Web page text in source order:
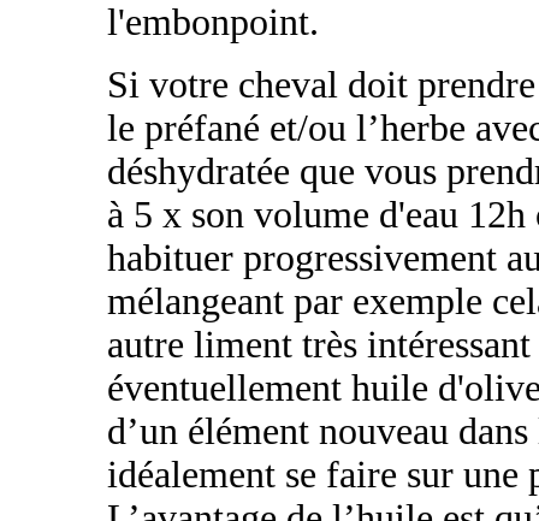
l'embonpoint.
Si votre cheval doit
le préfané et/ou l’herbe
déshydratée que vous
à 5 x son volume d'eau
habituer progressivement
mélangeant par exemple
autre liment très
éventuellement huile
d’un élément nouveau
idéalement se faire sur une